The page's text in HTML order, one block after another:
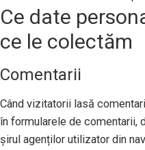
Ce date
ce le colectăm
Comentarii
Când vizitatorii lasă
în formularele de comentarii,
șirul agenților utilizator din